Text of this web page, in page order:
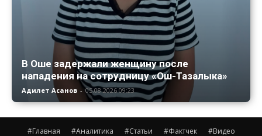
В Оше задержали женщину после
нападения на сотрудницу «Ош-Тазалыка»
Адилет Асанов - 05.08.2026 09:23
#Главная #Аналитика #Статьи #Фактчек #Видео